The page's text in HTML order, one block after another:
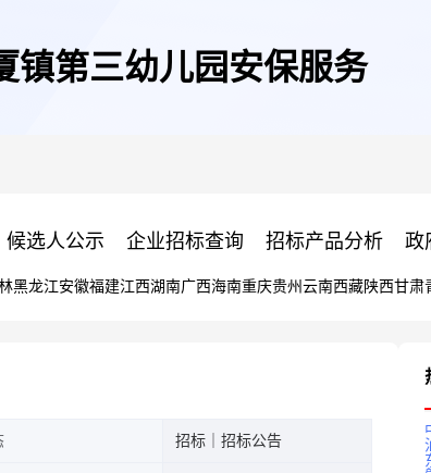
镇第三幼儿园安保服务
候选人公示 企业招标查询 招标产品分析 政
黑龙江安徽福建江西湖南广西海南重庆贵州 云南西藏陕西甘肃
招标｜招标公告